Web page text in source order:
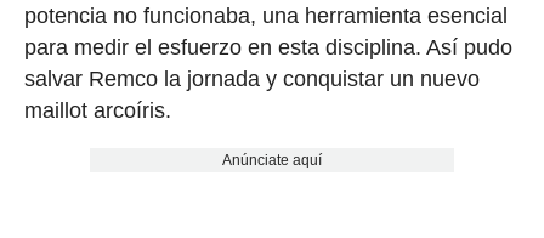
potencia no funcionaba, una herramienta esencial
para medir el esfuerzo en esta disciplina. Así pudo
salvar Remco la jornada y conquistar un nuevo
maillot arcoíris.
Anúnciate aquí